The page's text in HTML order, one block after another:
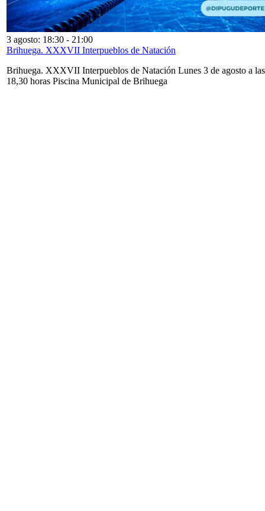
3 agosto: 18:30 - 21:00
Brihuega. XXXVII Interpueblos de Natación
Brihuega. XXXVII Interpueblos de Natación Lunes 3 de agosto a las
18,30 horas Piscina Municipal de Brihuega